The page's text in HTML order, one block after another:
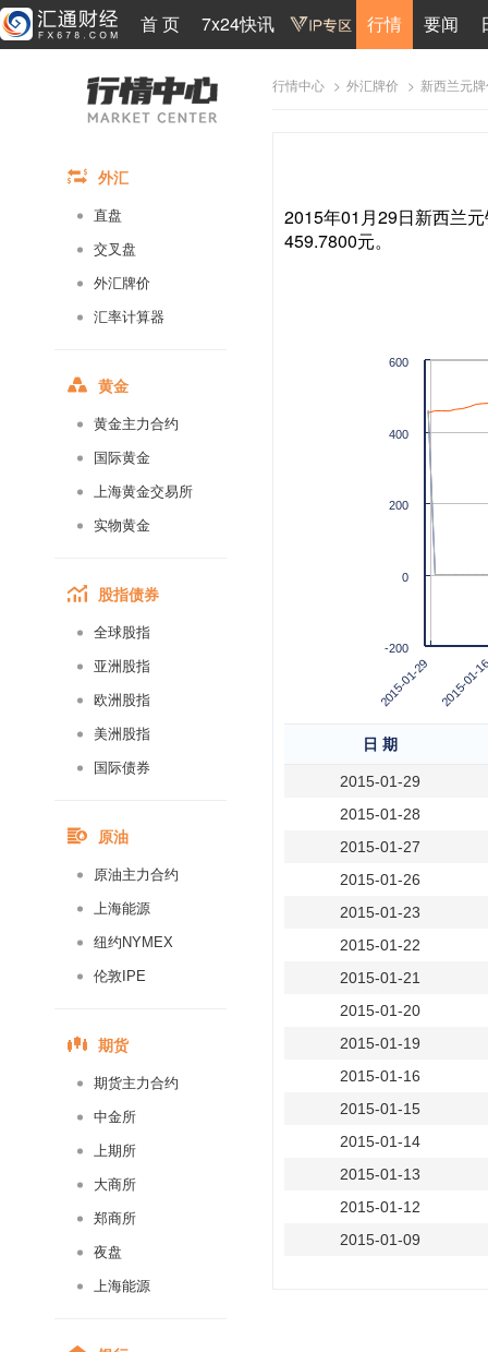
首 页 7x24快讯 行情 要闻
外汇
直盘
交叉盘
外汇牌价
汇率计算器
黄金
黄金主力合约
国际黄金
上海黄金交易所
实物黄金
股指债券
全球股指
亚洲股指
欧洲股指
美洲股指
国际债券
原油
原油主力合约
上海能源
纽约NYMEX
伦敦IPE
期货
期货主力合约
中金所
上期所
大商所
郑商所
夜盘
上海能源
行情中心 > 外汇牌价 > 新西兰元
2015年01月29日新西兰
459.7800元。
2015-01-29 2015-
0
200
400
600
-200
日 期
2015-01-29
2015-01-28
2015-01-27
2015-01-26
2015-01-23
2015-01-22
2015-01-21
2015-01-20
2015-01-19
2015-01-16
2015-01-15
2015-01-14
2015-01-13
2015-01-12
2015-01-09